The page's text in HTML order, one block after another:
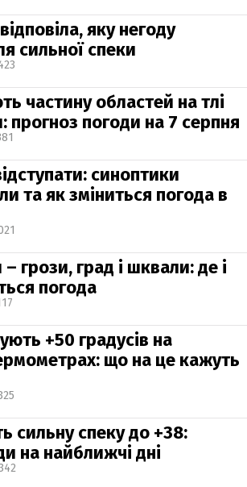
яку негоду
сильної спеки
частину областей на тлі
прогноз погоди на 7 серпня
синоптики
та як зміниться погода в
грози, град і шквали: де і
погода
+50 градусів на
що на це кажуть
сильну спеку до +38:
на найближчі дні